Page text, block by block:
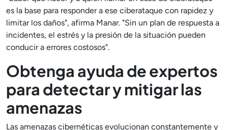
es la base para responder a ese ciberataque con rapidez y
limitar los daños", afirma Manar. "Sin un plan de respuesta a
incidentes, el estrés y la presión de la situación pueden
conducir a errores costosos".
Obtenga ayuda de expertos
para detectar y mitigar las
amenazas
Las amenazas cibernéticas evolucionan constantemente y